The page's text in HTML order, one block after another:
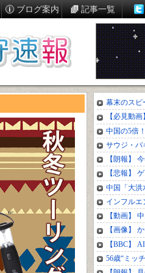
ブログ案内 記事一覧